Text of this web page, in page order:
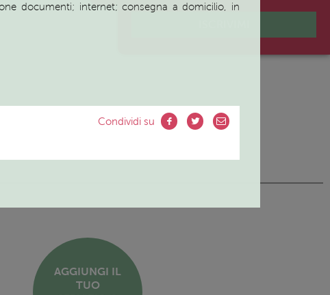
documenti; internet; consegna a domicilio, in
Condividi su
AGGIUNGI IL
TUO